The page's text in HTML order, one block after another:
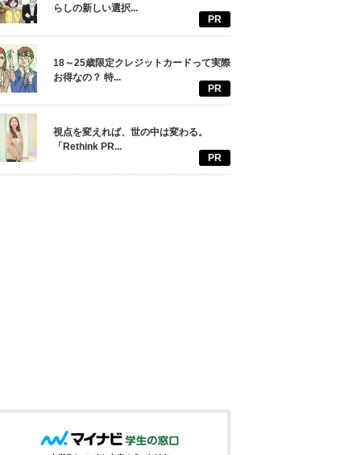
らしの新しい選択...
PR
18～25歳限定クレジットカードって実際
お得なの？ 特...
PR
視点を変えれば、世の中は変わる。
「Rethink PR...
PR